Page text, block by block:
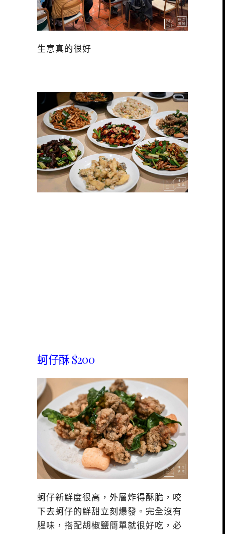
生意真的很好
蚵仔酥 $200
蚵仔新鮮度很高，外層炸得酥脆，咬
下去蚵仔的鮮甜立刻爆發。完全沒有
腥味，搭配胡椒鹽簡單就很好吃，必